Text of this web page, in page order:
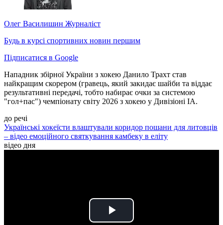
Олег Василишин Журналіст
Будь в курсі спортивних новин першим
Підписатися в Google
Нападник збірної України з хокею Данило Трахт став
найкращим скорером (гравець, який закидає шайби та віддає
результативні передачі, тобто набирає очки за системою
"гол+пас") чемпіонату світу 2026 з хокею у Дивізіоні IA.
до речі
Українські хокеїсти влаштували коридор пошани для литовців
– відео емоційного святкування камбеку в еліту
відео дня